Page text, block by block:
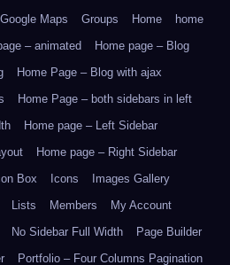
Google Maps Groups Home
home
– animated
Home page – Blog
Home Page – Blog with ajax
Home Page – both sidebars in left
Home page – Left Sidebar
Home page – Right Sidebar
Box Icons
Images Gallery
Lists Members
My Account
No Sidebar Full Width
Page Builder
Portfolio – Four Columns Pagination